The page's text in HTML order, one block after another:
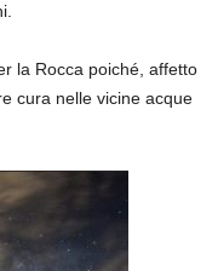
la Rocca poiché, affetto
cura nelle vicine acque